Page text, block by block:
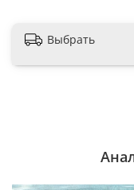
Выбрать